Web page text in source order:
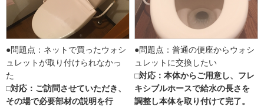
●問題点：ネットで買ったウォシ
ュレットが取り付けられなかっ
た
□対応：ご訪問させていただき、
その場で必要部材の説明を行
●問題点：普通の便座からウォシ
ュレットに交換したい
□対応：本体からご用意し、フレ
キシブルホースで給水の長さを
調整し本体を取り付けて完了。